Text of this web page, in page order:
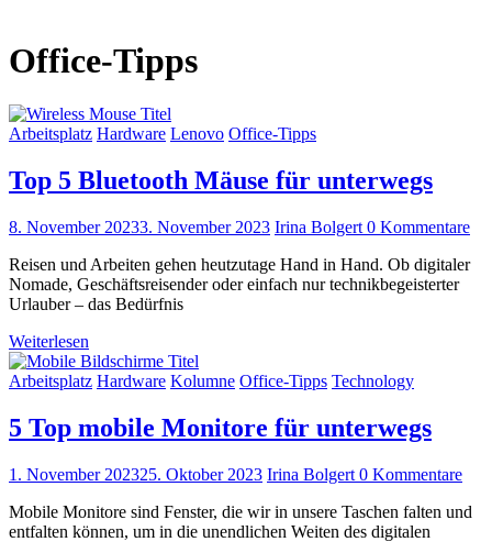
Office-Tipps
Arbeitsplatz Hardware Lenovo Office-Tipps
Top 5 Bluetooth Mäuse für unterwegs
8. November 20233. November 2023 Irina Bolgert 0 Kommentare
Reisen und Arbeiten gehen heutzutage Hand in Hand. Ob digitaler
Nomade, Geschäftsreisender oder einfach nur technikbegeisterter
Urlauber – das Bedürfnis
Weiterlesen
Arbeitsplatz Hardware Kolumne Office-Tipps Technology
5 Top mobile Monitore für unterwegs
1. November 202325. Oktober 2023 Irina Bolgert 0 Kommentare
Mobile Monitore sind Fenster, die wir in unsere Taschen falten und
entfalten können, um in die unendlichen Weiten des digitalen